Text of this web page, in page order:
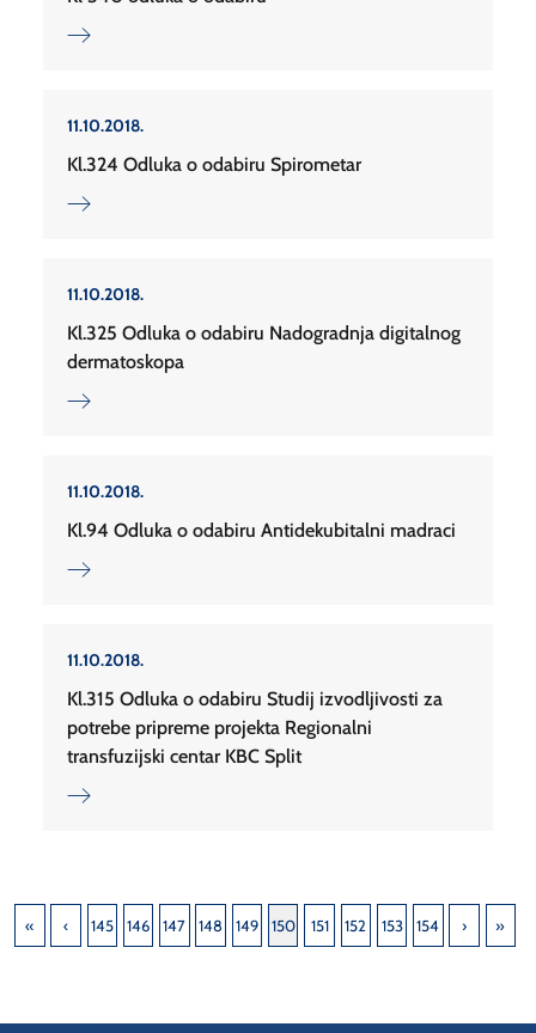
11.10.2018.
Kl.324 Odluka o odabiru Spirometar
11.10.2018.
Kl.325 Odluka o odabiru Nadogradnja digitalnog
dermatoskopa
11.10.2018.
Kl.94 Odluka o odabiru Antidekubitalni madraci
11.10.2018.
Kl.315 Odluka o odabiru Studij izvodljivosti za
potrebe pripreme projekta Regionalni
transfuzijski centar KBC Split
145 146 147 148 149 150 151 152 153 154